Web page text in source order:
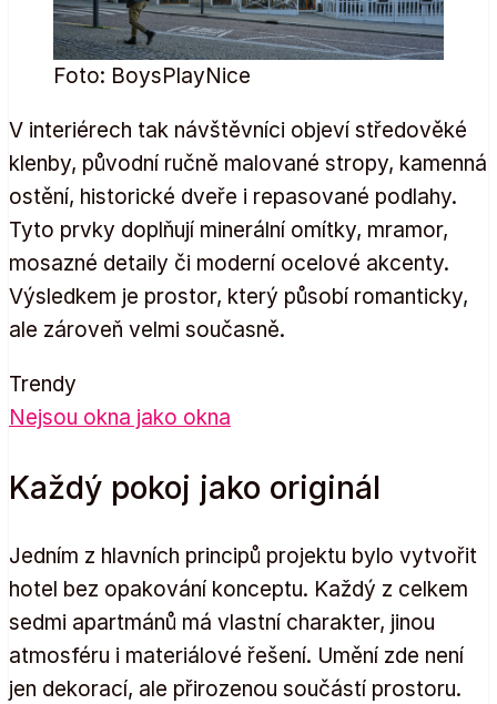
Foto: BoysPlayNice
V interiérech tak návštěvníci objeví středověké
klenby, původní ručně malované stropy, kamenná
ostění, historické dveře i repasované podlahy.
Tyto prvky doplňují minerální omítky, mramor,
mosazné detaily či moderní ocelové akcenty.
Výsledkem je prostor, který působí romanticky,
ale zároveň velmi současně.
Trendy
Nejsou okna jako okna
Každý pokoj jako originál
Jedním z hlavních principů projektu bylo vytvořit
hotel bez opakování konceptu. Každý z celkem
sedmi apartmánů má vlastní charakter, jinou
atmosféru i materiálové řešení. Umění zde není
jen dekorací, ale přirozenou součástí prostoru.